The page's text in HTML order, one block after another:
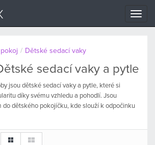
Toggle
/ Dětské sedací vaky
sedací vaky a pytle
jsou dětské sedací vaky a pytle, které si
díky svému vzhledu a pohodlí. Jsou
do dětského pokojíčku, kde slouží k odpočinku